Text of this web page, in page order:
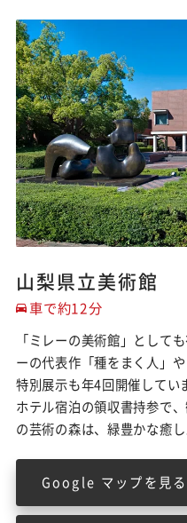
山梨県立美術館
車で約12分
「ミレーの美術館」として
ーの代表作「種をまく人」
特別展示も年4回開催してい
ホテル宿泊の領収書持参で
の芸術の森は、緑豊かな癒し
Google マップを見る